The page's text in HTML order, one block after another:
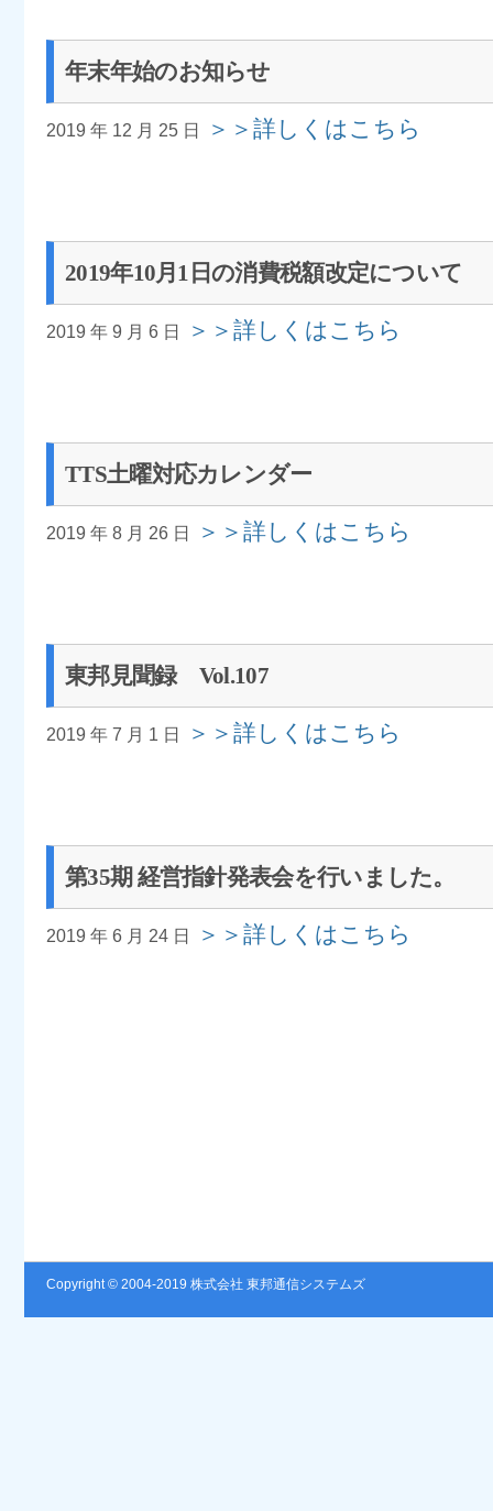
年末年始のお知らせ
2019 年 12 月 25 日 ＞＞詳しくはこちら
2019年10月1日の消費税額改定について
2019 年 9 月 6 日 ＞＞詳しくはこちら
TTS土曜対応カレンダー
2019 年 8 月 26 日 ＞＞詳しくはこちら
東邦見聞録 Vol.107
2019 年 7 月 1 日 ＞＞詳しくはこちら
第35期 経営指針発表会を行いました。
2019 年 6 月 24 日 ＞＞詳しくはこちら
Copyright © 2004-2019 株式会社 東邦通信システムズ